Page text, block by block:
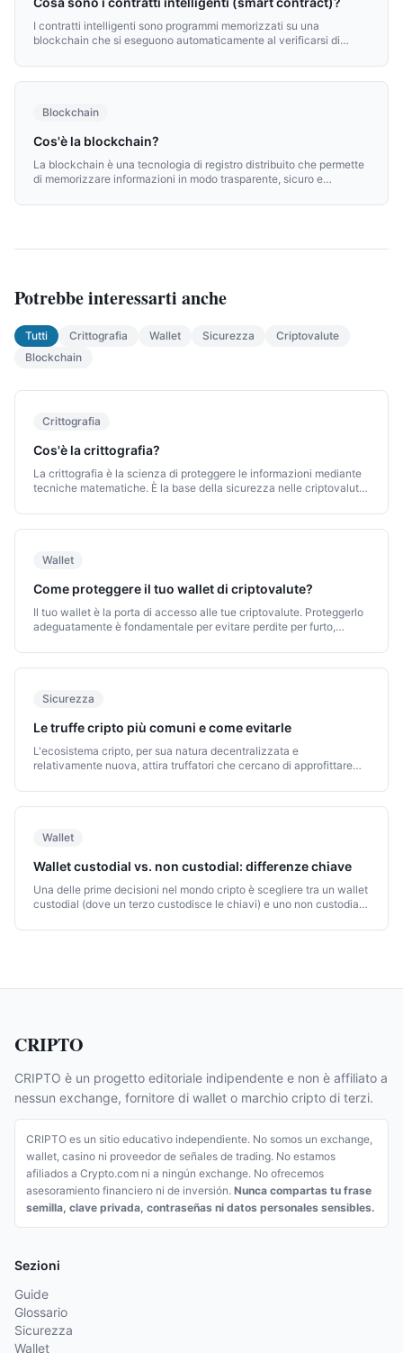
I contratti intelligenti sono programmi memorizzati su una
blockchain che si eseguono automaticamente al verificarsi di
applicazioni decentralizzate.
Blockchain
Cos'è la blockchain?
La blockchain è una tecnologia di registro distribuito che permette
di memorizzare informazioni in modo trasparente, sicuro e
criptovalute.
Potrebbe interessarti anche
Tutti Crittografia Wallet Sicurezza
Criptovalute
Blockchain
Crittografia
Cos'è la crittografia?
La crittografia è la scienza di proteggere le informazioni mediante
tecniche matematiche. È la base della sicurezza nelle criptovalute,
Wallet
Come proteggere il tuo wallet di criptovalute?
Il tuo wallet è la porta di accesso alle tue criptovalute. Proteggerlo
adeguatamente è fondamentale per evitare perdite per furto,
Sicurezza
Le truffe cripto più comuni e come evitarle
L'ecosistema cripto, per sua natura decentralizzata e
relativamente nuova, attira truffatori che cercano di approfittare
migliore difesa.
Wallet
Wallet custodial vs. non custodial: differenze chiave
Una delle prime decisioni nel mondo cripto è scegliere tra un wallet
custodial (dove un terzo custodisce le chiavi) e uno non custodial
CRIPTO
CRIPTO è un progetto editoriale indipendente e non è affiliato a
nessun exchange, fornitore di wallet o marchio cripto di terzi.
CRIPTO es un sitio educativo independiente. No somos un exchange,
wallet, casino ni proveedor de señales de trading. No estamos
afiliados a Crypto.com ni a ningún exchange. No ofrecemos
asesoramiento financiero ni de inversión. Nunca compartas tu frase
semilla, clave privada, contraseñas ni datos personales sensibles.
Sezioni
Guide
Glossario
Sicurezza
Wallet